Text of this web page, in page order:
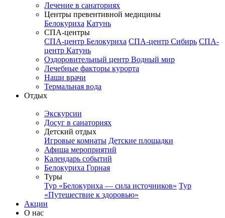
Лечение в санаториях
Центры превентивной медицины
Белокуриха Катунь
СПА-центры
СПА-центр Белокуриха СПА-центр Сибирь СПА-
центр Катунь
Оздоровительный центр Водный мир
Лечебные факторы курорта
Наши врачи
Термальная вода
Отдых
Экскурсии
Досуг в санаториях
Детский отдых
Игровые комнаты Детские площадки
Афиша мероприятий
Календарь событий
Белокуриха Горная
Туры
Тур «Белокуриха — сила источников» Тур
«Путешествие к здоровью»
Акции
О нас